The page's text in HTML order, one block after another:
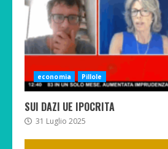
economia Pillole
SUI DAZI UE IPOCRITA
31 Luglio 2025